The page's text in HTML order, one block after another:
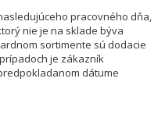
pracovného dňa,
nie je na sklade býva
sortimente sú dodacie
je zákazník
dátume